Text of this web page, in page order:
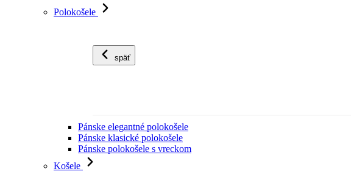
Polokošele
späť
Pánske elegantné polokošele
Pánske klasické polokošele
Pánske polokošele s vreckom
Košele